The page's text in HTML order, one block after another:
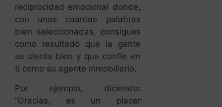
reciprocidad emocional donde,
con unas cuantas palabras
bien seleccionadas, consigues
como resultado que la gente
se sienta bien y que confíe en
ti como su agente inmobiliario.
Por ejemplo, diciendo:
“Gracias, es un placer